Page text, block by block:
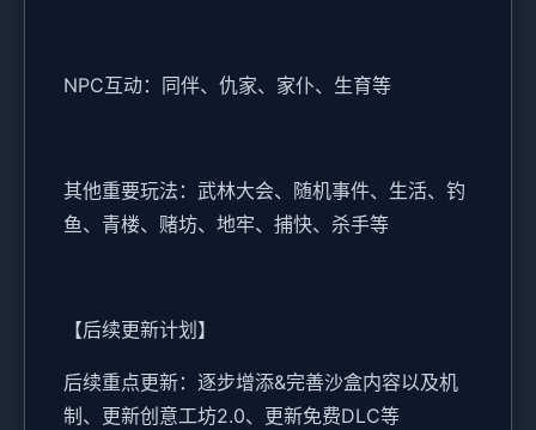
NPC互动：同伴、仇家、家仆、生育等
其他重要玩法：武林大会、随机事件、生活、钓
鱼、青楼、赌坊、地牢、捕快、杀手等
【后续更新计划】
后续重点更新：逐步增添&完善沙盒内容以及机
制、更新创意工坊2.0、更新免费DLC等